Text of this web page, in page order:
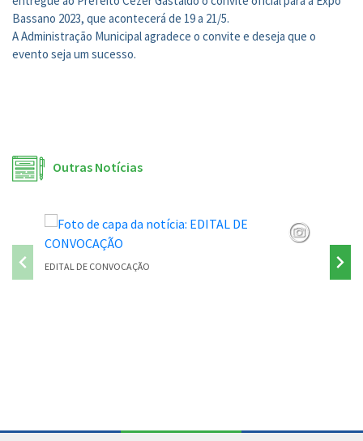
Bassano 2023, que acontecerá de 19 a 21/5.
A Administração Municipal agradece o convite e deseja que o
evento seja um sucesso.
Outras Notícias
EDITAL DE CONVOCAÇÃO PONTE